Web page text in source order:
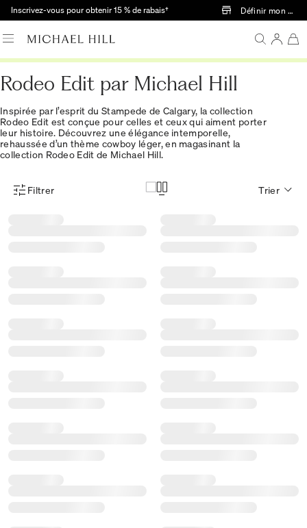
Passer au contenu principal
Inscrivez-vous pour obtenir 15 % de rabais† Définir mon
Rodeo Edit par Michael Hill
Inspirée par l’esprit du Stampede de Calgary, la collection
Rodeo Edit est conçue pour celles et ceux qui aiment porter
leur histoire. Découvrez une élégance intemporelle,
rehaussée d’un thème cowboy léger, en magasinant la
collection Rodeo Edit de Michael Hill.
Menu des filtres d'articles
Filtrer Trier